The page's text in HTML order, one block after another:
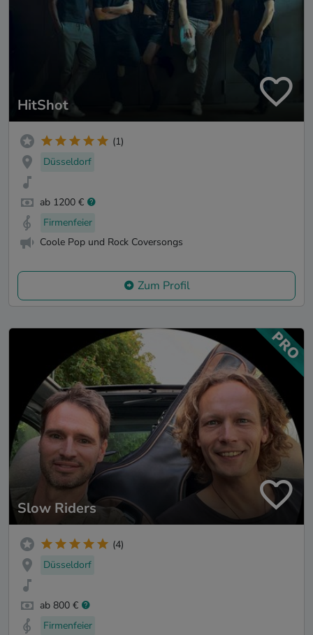
HitShot
(1)
Düsseldorf
ab 1200 €
Firmenfeier
Coole Pop und Rock Coversongs
Zum Profil
Slow Riders
(4)
Düsseldorf
ab 800 €
Firmenfeier